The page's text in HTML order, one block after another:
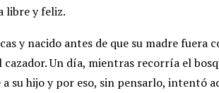
libre y feliz.
y nacido antes de que su madre fuera
Un día, mientras recorría el
su hijo y por eso, sin pensarlo, intentó